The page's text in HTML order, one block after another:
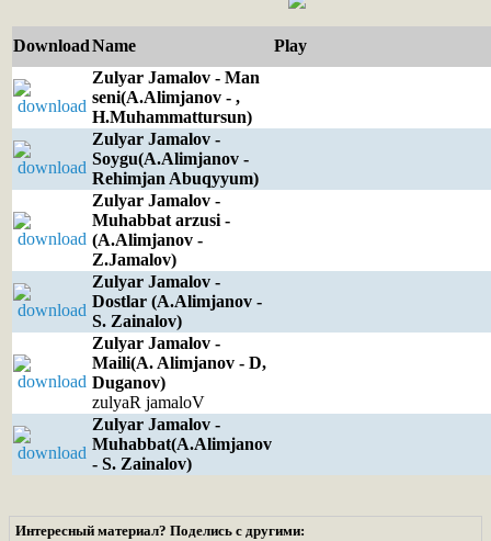
DownloadName
Play
Zulyar Jamalov - Man
seni(A.Alimjanov - ,
H.Muhammattursun)
Zulyar Jamalov -
Soygu(A.Alimjanov -
Rehimjan Abuqyyum)
Zulyar Jamalov -
Muhabbat arzusi -
(A.Alimjanov -
Z.Jamalov)
Zulyar Jamalov -
Dostlar (A.Alimjanov -
S. Zainalov)
Zulyar Jamalov -
Maili(A. Alimjanov - D,
Duganov)
zulyaR jamaloV
Zulyar Jamalov -
Muhabbat(A.Alimjanov
- S. Zainalov)
Интересный материал? Поделись с другими: